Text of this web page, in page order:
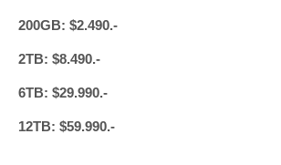
200GB: $2.490.-
2TB: $8.490.-
6TB: $29.990.-
12TB: $59.990.-